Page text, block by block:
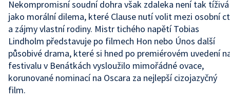
Nekompromisní soudní dohra však zdaleka není tak tíživá
jako morální dilema, které Clause nutí volit mezi osobní
a zájmy vlastní rodiny. Mistr tichého napětí Tobias
Lindholm představuje po filmech Hon nebo Únos další
působivé drama, které si hned po premiérovém uvedení
festivalu v Benátkách vysloužilo mimořádné ovace,
korunované nominací na Oscara za nejlepší cizojazyčný
film.